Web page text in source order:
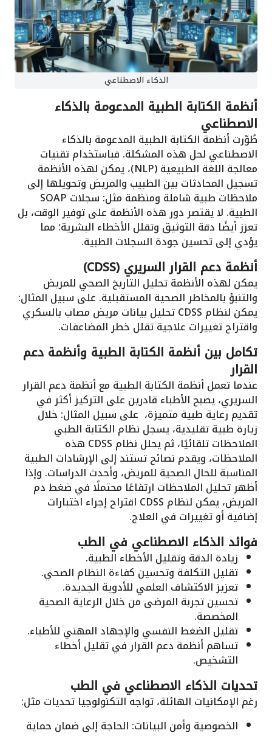
الذكاء الاصطناعي
أنظمة الكتابة الطبية المدعومة بالذكاء
الاصطناعي
طُوّرت أنظمة الكتابة الطبية المدعومة بالذكاء
الاصطناعي لحل هذه المشكلة. فباستخدام تقنيات
معالجة اللغة الطبيعية (NLP)، يمكن لهذه الأنظمة
تسجيل المحادثات بين الطبيب والمريض وتحويلها إلى
ملاحظات طبية شاملة ومنظمة مثل: سجلات SOAP
الطبية. لا يقتصر دور هذه الأنظمة على توفير الوقت، بل
تعزز أيضًا دقة التوثيق وتقلل الأخطاء البشرية؛ مما
يؤدي إلى تحسين جودة السجلات الطبية.
أنظمة دعم القرار السريري (CDSS)
يمكن لهذه الأنظمة تحليل التاريخ الصحي للمريض
والتنبؤ بالمخاطر الصحية المستقبلية. على سبيل المثال:
يمكن لنظام CDSS تحليل بيانات مريض مصاب بالسكري
واقتراح تغييرات علاجية تقلل خطر المضاعفات.
تكامل بين أنظمة الكتابة الطبية وأنظمة دعم
القرار
عندما تعمل أنظمة الكتابة الطبية مع أنظمة دعم القرار
السريري، يصبح الأطباء قادرين على التركيز أكثر في
تقديم رعاية طبية متميزة، على سبيل المثال: خلال
زيارة طبية تقليدية، يسجل نظام الكتابة الطبي
الملاحظات تلقائيًا، ثم يحلل نظام CDSS هذه
الملاحظات، ويقدم نصائح تستند إلى الإرشادات الطبية
المناسبة للحال الصحية للمريض، وأحدث الدراسات. وإذا
أظهر تحليل الملاحظات ارتفاعًا محتملًا في ضغط دم
المريض، يمكن لنظام CDSS اقتراح إجراء اختبارات
إضافية أو تغييرات في العلاج.
فوائد الذكاء الاصطناعي في الطب
زيادة الدقة وتقليل الأخطاء الطبية.
تقليل التكلفة وتحسين كفاءة النظام الصحي.
تعزيز الاكتشاف العلمي للأدوية الجديدة.
تحسين تجربة المرضى من خلال الرعاية الصحية
المخصصة.
تقليل الضغط النفسي والإجهاد المهني للأطباء.
تساهم أنظمة دعم القرار في تقليل أخطاء
التشخيص.
تحديات الذكاء الاصطناعي في الطب
رغم الإمكانيات الهائلة، تواجه التكنولوجيا تحديات مثل:
الخصوصية وأمن البيانات: الحاجة إلى ضمان حماية